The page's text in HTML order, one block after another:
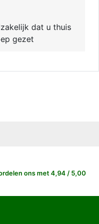
dat u thuis
gezet
ons met 4,94 / 5,00